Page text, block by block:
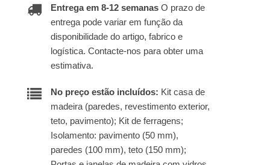
Entrega em 8-12 semanas O prazo de
entrega pode variar em função da
disponibilidade do artigo, fabrico e
logística. Contacte-nos para obter uma
estimativa.
No preço estão incluídos: Kit casa de
madeira (paredes, revestimento exterior,
teto, pavimento); Kit de ferragens;
Isolamento: pavimento (50 mm),
paredes (100 mm), teto (150 mm);